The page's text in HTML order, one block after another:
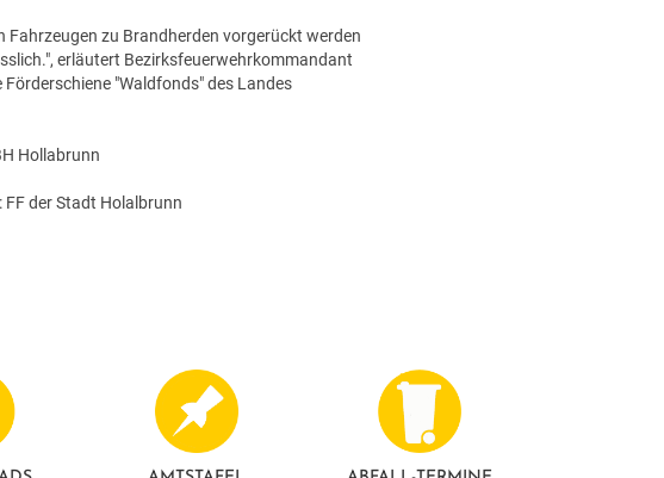
Fahrzeugen zu Brandherden vorgerückt werden
erläutert Bezirksfeuerwehrkommandant
"Waldfonds" des Landes
Hollabrunn
FF der Stadt Holalbrunn